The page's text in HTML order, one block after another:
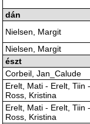
dán
Nielsen, Margit
Nielsen, Margit
észt
Corbeil, Jan_Calude
Erelt, Mati - Erelt, Tiin -
Ross, Kristina
Erelt, Mati - Erelt, Tiin -
Ross, Kristina